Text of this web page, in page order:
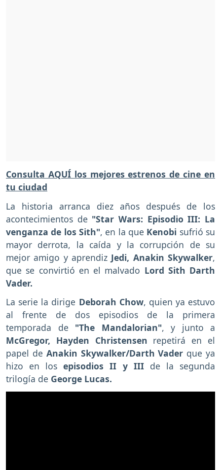
Consulta AQUÍ los mejores estrenos de cine en
tu ciudad
La historia arranca diez años después de los
acontecimientos de "Star Wars: Episodio III: La
venganza de los Sith", en la que Kenobi sufrió su
mayor derrota, la caída y la corrupción de su
mejor amigo y aprendiz Jedi, Anakin Skywalker,
que se convirtió en el malvado Lord Sith Darth
Vader.
La serie la dirige Deborah Chow, quien ya estuvo
al frente de dos episodios de la primera
temporada de "The Mandalorian", y junto a
McGregor, Hayden Christensen repetirá en el
papel de Anakin Skywalker/Darth Vader que ya
hizo en losepisodios II y III de la segunda
trilogía de George Lucas.